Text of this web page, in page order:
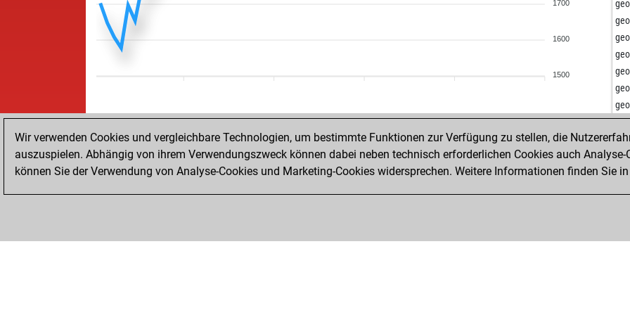
big
1700
1600
1500
STARTSEITE
Wir verwenden Cookies und vergleichbare Technologien, um bestimmte Funktionen zur Verfügung zu stellen, die
auszuspielen. Abhängig von ihrem Verwendungszweck können dabei neben technisch erforderlichen Cookies auch
können Sie der Verwendung von Analyse-Cookies und Marketing-Cookies widersprechen. Weitere Informationen finden Sie